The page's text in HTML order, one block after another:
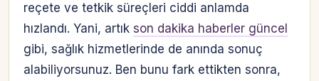
reçete ve tetkik süreçleri ciddi anlamda
hızlandı. Yani, artık son dakika haberler güncel
gibi, sağlık hizmetlerinde de anında sonuç
alabiliyorsunuz. Ben bunu fark ettikten sonra,